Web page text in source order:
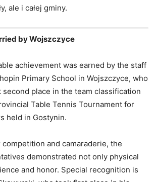
ale i całej gminy.
by Wojszczyce
achievement was earned by the staff
Primary School in Wojszczyce, who
second place in the team classification
Table Tennis Tournament for
held in Gostynin.
and camaraderie, the
demonstrated not only physical
and honor. Special recognition is